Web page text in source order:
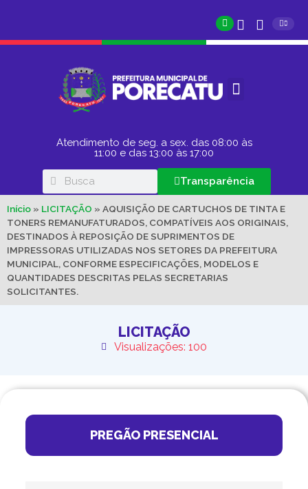
Atendimento de seg. a sex. das 08:00 às
11:00 e das 13:00 às 17:00
Transparência
Início » LICITAÇÃO » AQUISIÇÃO DE CARTUCHOS DE TINTA E
TONERS REMANUFATURADOS, COMPATÍVEIS AOS ORIGINAIS,
DESTINADOS À REPOSIÇÃO DE SUPRIMENTOS DE
IMPRESSORAS UTILIZADAS NOS SETORES DA PREFEITURA
MUNICIPAL, CONFORME ESPECIFICAÇÕES, MODELOS E
QUANTIDADES DESCRITAS PELAS SECRETARIAS
SOLICITANTES.
LICITAÇÃO
Visualizações: 100
PREGÃO PRESENCIAL